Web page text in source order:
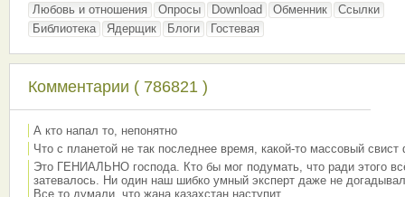
Любовь и отношения
Опросы Download Обменник
Ссылки
Библиотека
Ядерщик Блоги Гостевая
Комментарии ( 786821 )
А кто напал то, непонятно
Что с планетой не так последнее время, какой-то массовый свист
Это ГЕНИАЛЬНО господа. Кто бы мог подумать, что ради этого
затевалось. Ни один наш шибко умный эксперт даже не
Все то думали, что жана казахстан наступит